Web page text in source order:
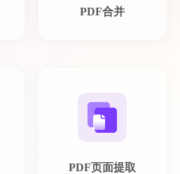
PDF合并
PDF页面提取